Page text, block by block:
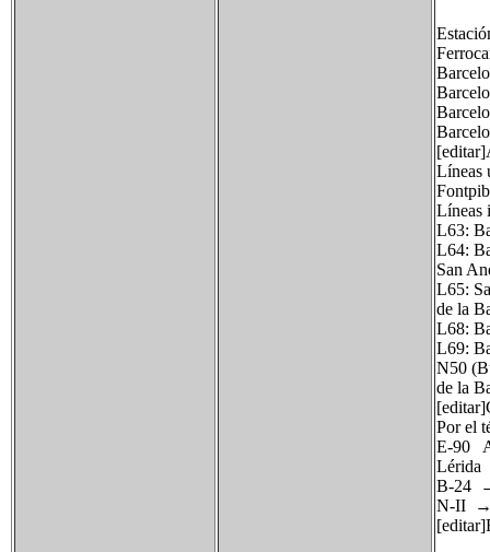
Líneas
Líneas
L63:
L64:
San
L65:
de la
L68:
L69:
N50
de la
Por el
E-90
Lérida
B-24
N-II →